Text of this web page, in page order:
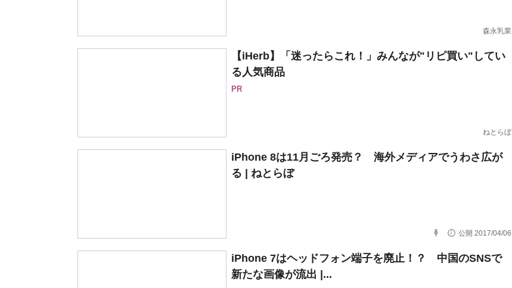
森永乳業
【iHerb】「迷ったらこれ！」みんなが"リピ買い"してい
る人気商品
PR
ねとらぼ
iPhone 8は11月ごろ発売？ 海外メディアでうわさ広が
る | ねとらぼ
公開 2017/04/06
iPhone 7はヘッドフォン端子を廃止！？ 中国のSNSで
新たな画像が流出 |...